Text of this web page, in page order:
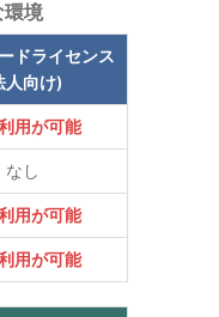
環境
ドライセンス
人向け)
用が可能
なし
用が可能
用が可能